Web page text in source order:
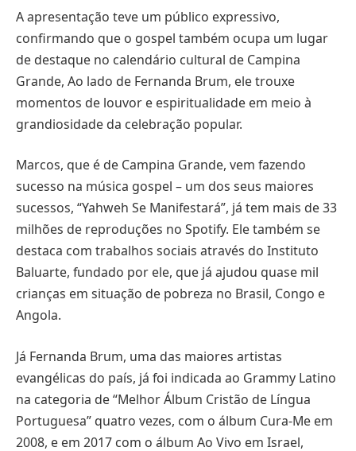
A apresentação teve um público expressivo,
confirmando que o gospel também ocupa um lugar
de destaque no calendário cultural de Campina
Grande, Ao lado de Fernanda Brum, ele trouxe
momentos de louvor e espiritualidade em meio à
grandiosidade da celebração popular.
Marcos, que é de Campina Grande, vem fazendo
sucesso na música gospel – um dos seus maiores
sucessos, “Yahweh Se Manifestará”, já tem mais de 33
milhões de reproduções no Spotify. Ele também se
destaca com trabalhos sociais através do Instituto
Baluarte, fundado por ele, que já ajudou quase mil
crianças em situação de pobreza no Brasil, Congo e
Angola.
Já Fernanda Brum, uma das maiores artistas
evangélicas do país, já foi indicada ao Grammy Latino
na categoria de “Melhor Álbum Cristão de Língua
Portuguesa” quatro vezes, com o álbum Cura-Me em
2008, e em 2017 com o álbum Ao Vivo em Israel,